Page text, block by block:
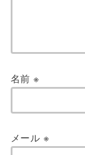
名前※
メール ※